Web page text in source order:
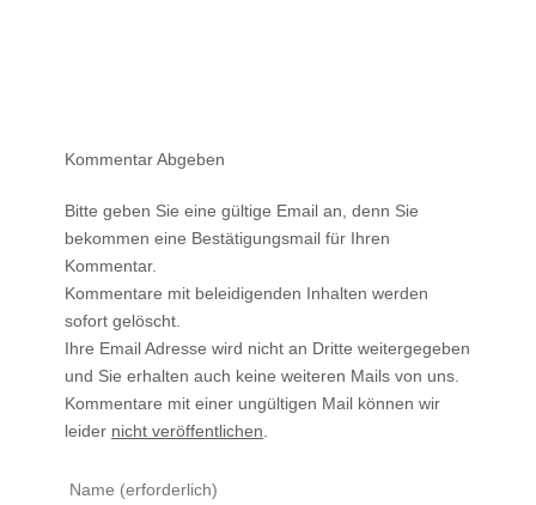
Kommentar Abgeben
Bitte geben Sie eine gültige Email an, denn Sie
bekommen eine Bestätigungsmail für Ihren
Kommentar.
Kommentare mit beleidigenden Inhalten werden
sofort gelöscht.
Ihre Email Adresse wird nicht an Dritte weitergegeben
und Sie erhalten auch keine weiteren Mails von uns.
Kommentare mit einer ungültigen Mail können wir
leider nicht veröffentlichen